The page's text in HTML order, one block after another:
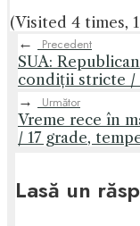
(Visited 4 times,
←
Precedent
SUA:
condiții stricte /
→
Următor
Vreme rece în
/ 17 grade,
Lasă un